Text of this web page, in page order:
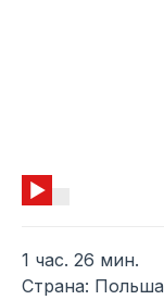
1 час. 26 мин.
Страна: Польша